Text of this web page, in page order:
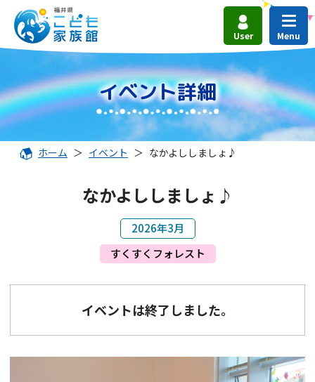
User
イベント詳細
ホーム ＞ イベント ＞ なかよししましょ♪
なかよししましょ♪
2026年3月
すくすくフォレスト
イベントは終了しました。